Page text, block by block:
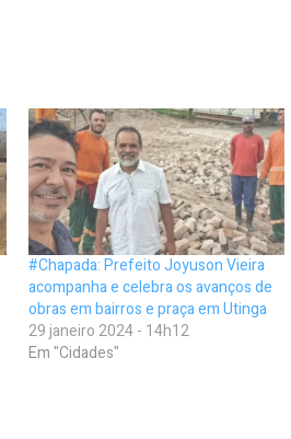
#Chapada: Prefeito Joyuson Vieira
acompanha e celebra os avanços de
obras em bairros e praça em Utinga
29 janeiro 2024 - 14h12
Em "Cidades"